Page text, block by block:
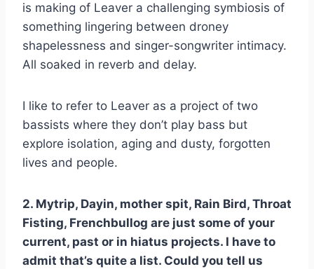
is making of Leaver a challenging symbiosis of
something lingering between droney
shapelessness and singer-songwriter intimacy.
All soaked in reverb and delay.
I like to refer to Leaver as a project of two
bassists where they don’t play bass but
explore isolation, aging and dusty, forgotten
lives and people.
2. Mytrip, Dayin, mother spit, Rain Bird, Throat
Fisting, Frenchbullog are just some of your
current, past or in hiatus projects. I have to
admit that’s quite a list. Could you tell us